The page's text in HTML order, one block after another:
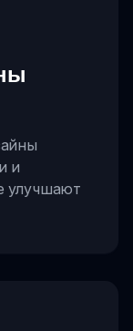
и
улучшают